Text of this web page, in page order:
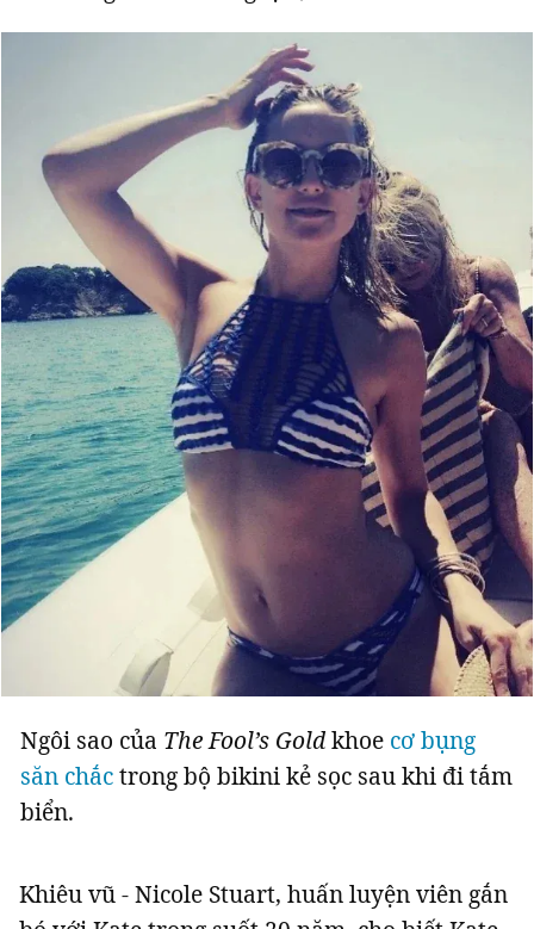
Ngôi sao của The Fool’s Goldkhoe cơ bụng
săn chắctrong bộ bikini kẻ sọc sau khi đi tắm
biển.
Khiêu vũ - Nicole Stuart, huấn luyện viên gắn